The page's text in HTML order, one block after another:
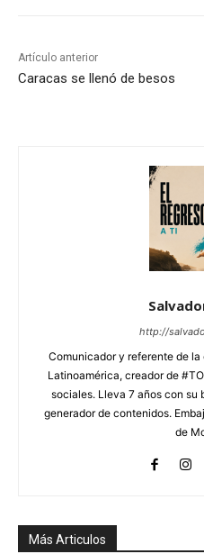
Artículo anterior
Caracas se llenó de besos
http://
Comunicador y referente de
Latinoamérica, creador de
sociales. Lleva 7 años con su
generador de contenidos.
de
Más Articulos